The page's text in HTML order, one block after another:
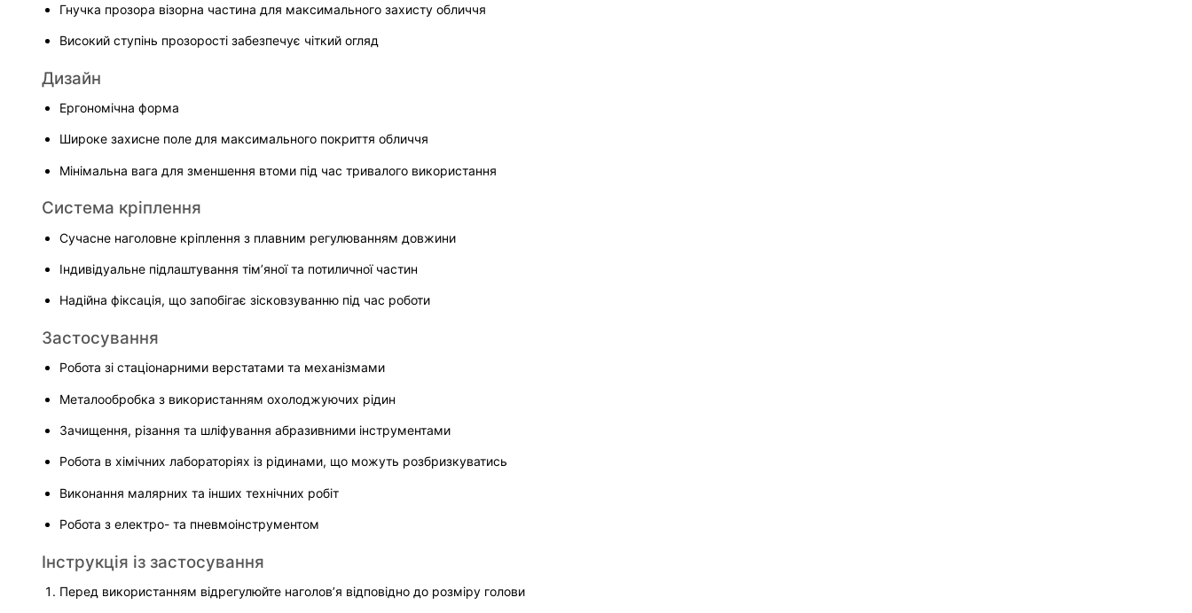
Гнучка прозора візорна частина для максимального захисту обличчя
Високий ступінь прозорості забезпечує чіткий огляд
Дизайн
Ергономічна форма
Широке захисне поле для максимального покриття обличчя
Мінімальна вага для зменшення втоми під час тривалого використання
Система кріплення
Сучасне наголовне кріплення з плавним регулюванням довжини
Індивідуальне підлаштування тім’яної та потиличної частин
Надійна фіксація, що запобігає зісковзуванню під час роботи
Застосування
Робота зі стаціонарними верстатами та механізмами
Металообробка з використанням охолоджуючих рідин
Зачищення, різання та шліфування абразивними інструментами
Робота в хімічних лабораторіях із рідинами, що можуть розбризкуватись
Виконання малярних та інших технічних робіт
Робота з електро- та пневмоінструментом
Інструкція із застосування
Перед використанням відрегулюйте наголов’я відповідно до розміру голови